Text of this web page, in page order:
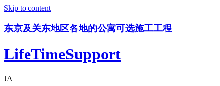
Skip to content
东京及关东地区各地的公寓可选施工工程
LifeTimeSupport
JA